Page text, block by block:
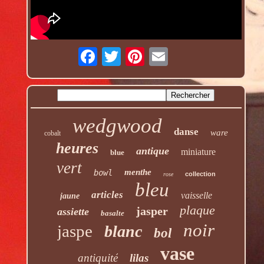
cobalt wedgwood danse ware
heures blue antique miniature
vert bowl menthe rose collection
jaune articles bleu vaisselle
assiette basalte jasper plaque
jaspe blanc bol noir
antiquité lilas vase